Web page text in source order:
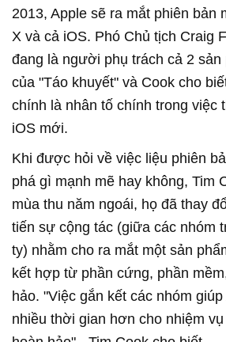
2013, Apple sẽ ra mắt phiên bản
X và cả iOS. Phó Chủ tịch Craig
đang là người phụ trách cả 2
của "Táo khuyết" và Cook cho
chính là nhân tố chính trong việc
iOS mới.
Khi được hỏi về việc liệu phiên
phá gì mạnh mẽ hay không, Tim
mùa thu năm ngoái, họ đã thay
tiến sự cộng tác (giữa các nhóm
ty) nhằm cho ra mắt một sản
kết hợp từ phần cứng, phần
hảo. "Việc gắn kết các nhóm
nhiều thời gian hơn cho nhiệm